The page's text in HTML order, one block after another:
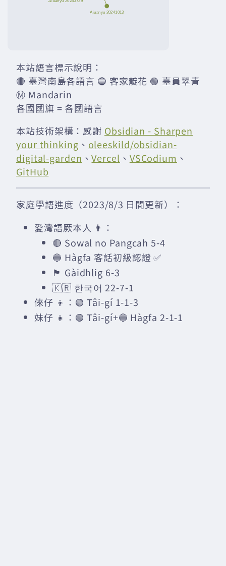
本站語言標示說明：
🔴 臺灣南島各語言 🔵 客家靛花 🟢 臺員翠青
Ⓜ️ Mandarin
各國國旗 = 各國語言
本站技術架構：感謝 Obsidian - Sharpen
your thinking 、 oleeskild/obsidian-
digital-garden 、Vercel 、 VSCodium 、
GitHub
家庭學語進度（2023/8/3 日間更新）：
愛灣語厥本人 👨：
🔴 Sowal no Pangcah 5-4
🔵 Hàgfa 客話初級認證 ✅
🏴󠁧󠁢󠁳󠁣󠁴󠁿 Gàidhlig 6-3
🇰🇷 한국어 22-7-1
倈仔 👦：🟢 Tâi-gí 1-1-3
妹仔 👧：🟢 Tâi-gí+🔵 Hàgfa 2-1-1